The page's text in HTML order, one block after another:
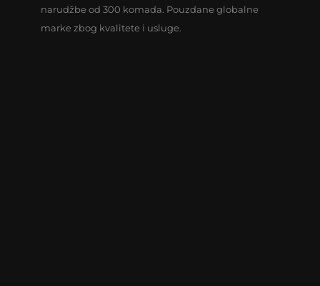
narudžbe od 300 komada. Pouzdane globalne
marke zbog kvalitete i usluge.